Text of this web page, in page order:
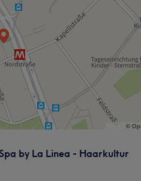
by La Linea - Haarkultur